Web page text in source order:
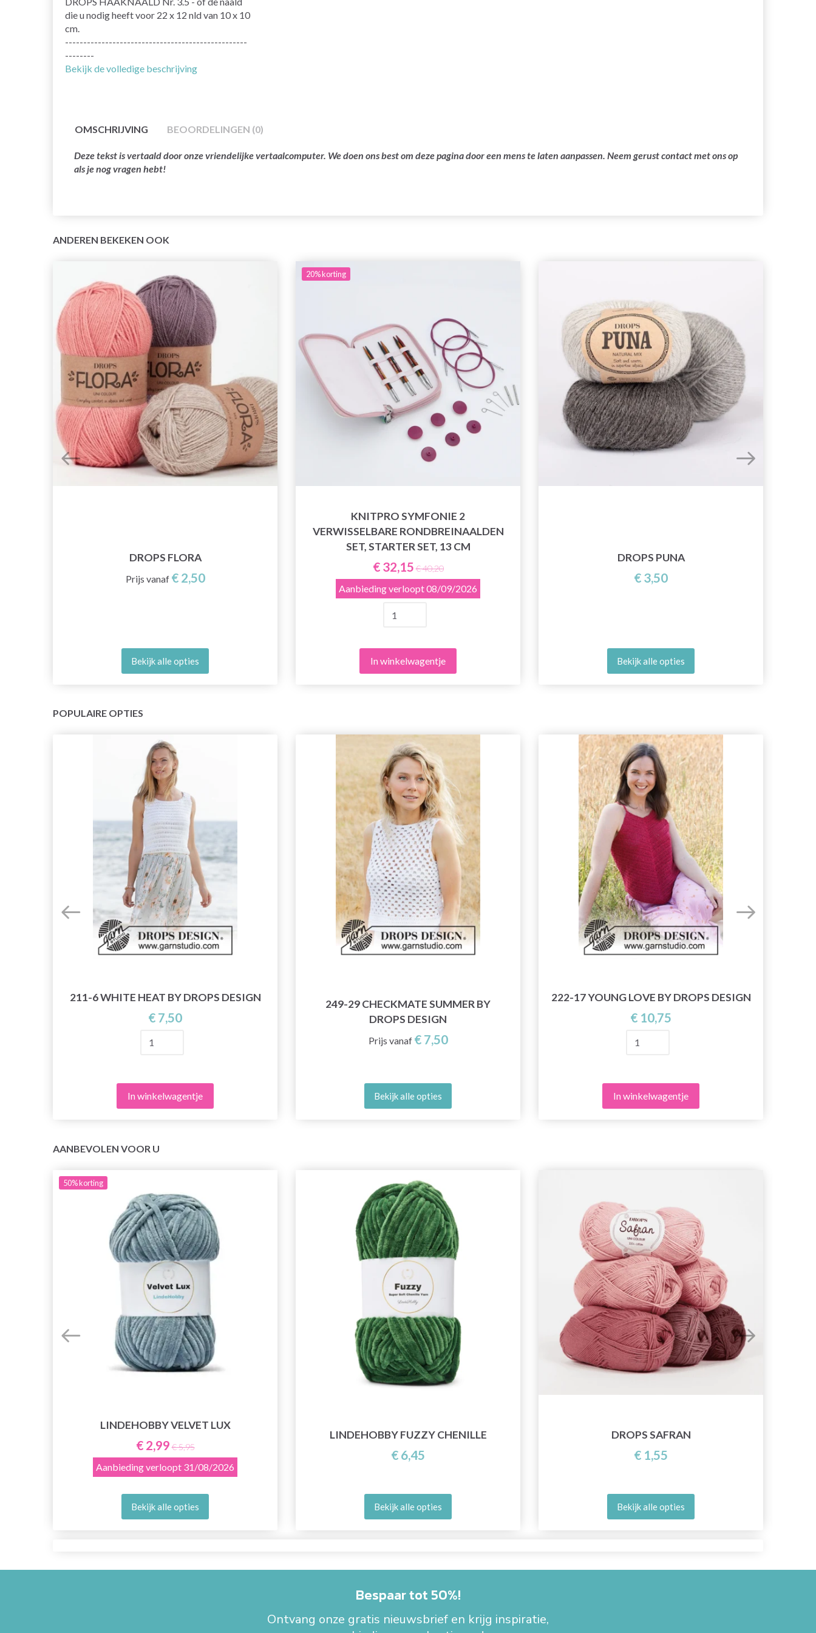
die u nodig heeft voor 22 x 12 nld van 10 x 10
cm.
--------------------------------------------------
--------
Bekijk de volledige beschrijving
OMSCHRIJVING BEOORDELINGEN (0)
Deze tekst is vertaald door onze vriendelijke vertaalcomputer. We doen ons best om deze pagina door een mens te laten aanpassen. Neem gerust contact met ons op
als je nog vragen hebt!
ANDEREN BEKEKEN OOK
DROPS FLORA
Prijs vanaf € 2,50
Bekijk alle opties
20%korting
KNITPRO SYMFONIE 2
VERWISSELBARE RONDBREINAALDEN
SET, STARTER SET, 13 CM
€ 32,15 € 40,20
Aanbieding verloopt08/09/2026
In winkelwagentje
DROPS PUNA
€ 3,50
Bekijk alle opties
POPULAIRE OPTIES
211-6 WHITE HEAT BY DROPS DESIGN
€ 7,50
In winkelwagentje
249-29 CHECKMATE SUMMER BY
DROPS DESIGN
Prijs vanaf € 7,50
Bekijk alle opties
222-17 YOUNG LOVE BY DROPS DESIGN
€ 10,75
In winkelwagentje
AANBEVOLEN VOOR U
50%korting
LINDEHOBBY VELVET LUX
€ 2,99 € 5,95
Aanbieding verloopt 31/08/2026
Bekijk alle opties
LINDEHOBBY FUZZY CHENILLE
€ 6,45
Bekijk alle opties
DROPS SAFRAN
€ 1,55
Bekijk alle opties
Bespaar tot 50%!
Ontvang onze gratis nieuwsbrief en krijg inspiratie,